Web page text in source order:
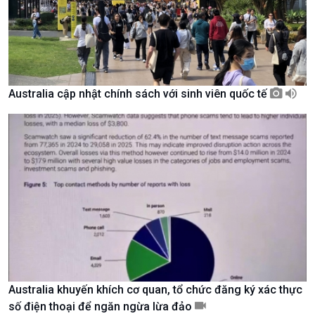
Chát với người nổi tiếng
Câu chuyện Thể thao
Video
Infographic
E-Magazine
Podcast
Góc nhìn VOV1
Bình luận
Australia cập nhật chính sách với sinh viên quốc tế
Australia khuyến khích cơ quan, tổ chức đăng ký xác thực
số điện thoại để ngăn ngừa lừa đảo